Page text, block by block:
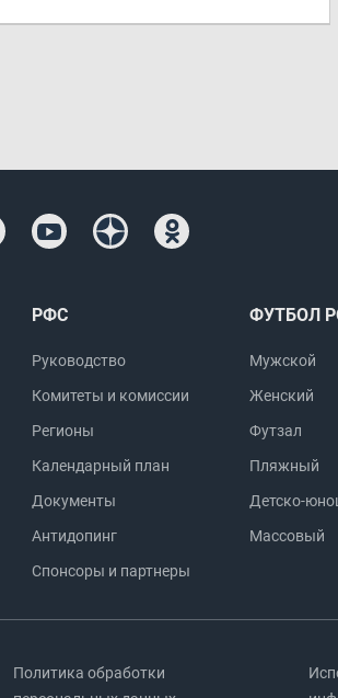
РФС
Руководство
Комитеты и комиссии
Регионы
Календарный план
Документы
Антидопинг
Спонсоры и партнеры
ФУТБОЛ
Мужской
Женский
Футзал
Пляжный
Детско-
Массовый
Политика обработки